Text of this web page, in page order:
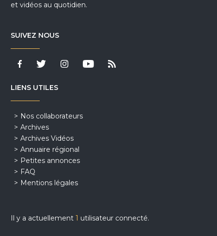
et vidéos au quotidien.
SUIVEZ NOUS
LIENS UTILES
Nos collaborateurs
Archives
Archives Vidéos
Annuaire régional
Petites annonces
FAQ
Mentions légales
Il y a actuellement1 utilisateur connecté.